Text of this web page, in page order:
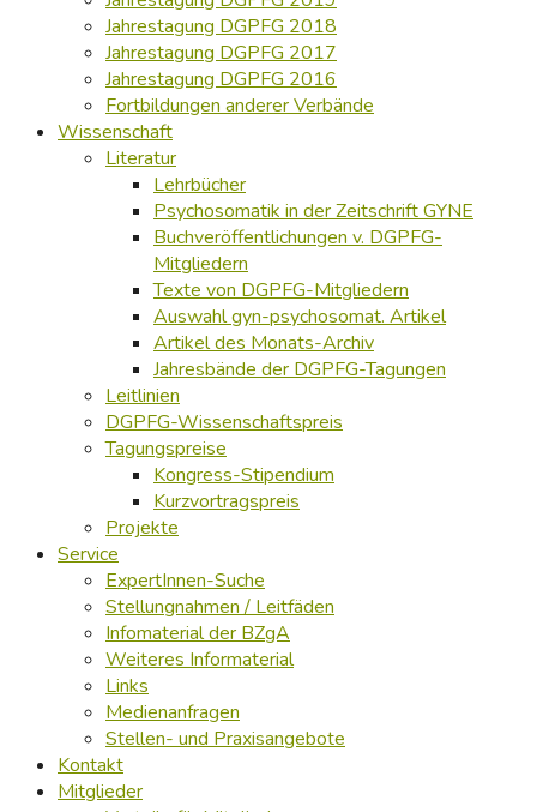
Jahrestagung DGPFG 2018
Jahrestagung DGPFG 2017
Jahrestagung DGPFG 2016
Fortbildungen anderer Verbände
Wissenschaft
Literatur
Lehrbücher
Psychosomatik in der Zeitschrift GYNE
Buchveröffentlichungen v. DGPFG-
Mitgliedern
Texte von DGPFG-Mitgliedern
Auswahl gyn-psychosomat. Artikel
Artikel des Monats-Archiv
Jahresbände der DGPFG-Tagungen
Leitlinien
DGPFG-Wissenschaftspreis
Tagungspreise
Kongress-Stipendium
Kurzvortragspreis
Projekte
Service
ExpertInnen-Suche
Stellungnahmen / Leitfäden
Infomaterial der BZgA
Weiteres Informaterial
Links
Medienanfragen
Stellen- und Praxisangebote
Kontakt
Mitglieder